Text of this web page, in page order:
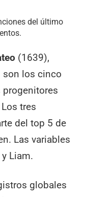
del último
(1639),
son los cinco
tres
del top 5 de
Las variables
Liam.
globales